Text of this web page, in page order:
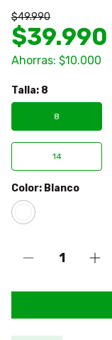
$49.990
$39.990
Ahorras: $10.000
Talla: 8
8
14
Color: Blanco